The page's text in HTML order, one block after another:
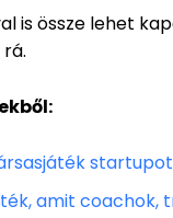
is össze lehet
amit coachok,